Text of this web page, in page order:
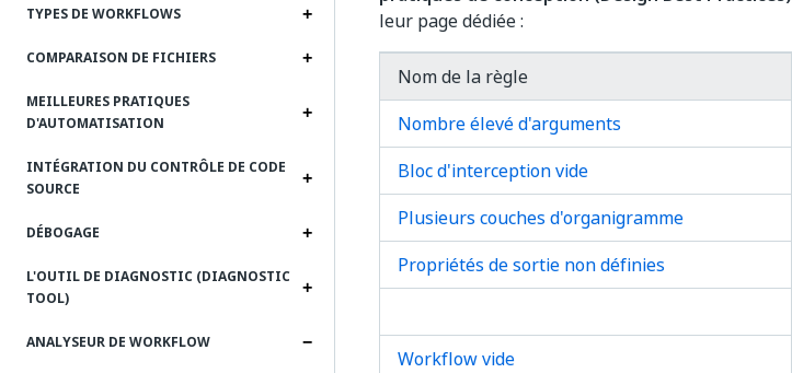
TYPES DE WORKFLOWS
COMPARAISON DE FICHIERS
MEILLEURES PRATIQUES
D'AUTOMATISATION
INTÉGRATION DU CONTRÔLE DE CODE
SOURCE
DÉBOGAGE
L'OUTIL DE DIAGNOSTIC (DIAGNOSTIC
TOOL)
ANALYSEUR DE WORKFLOW
leur page dédiée :
Nom de la règle
Nombre élevé d'arguments
Bloc d'interception vide
Plusieurs couches d'organigramme
Propriétés de sortie non définies
Workflow vide